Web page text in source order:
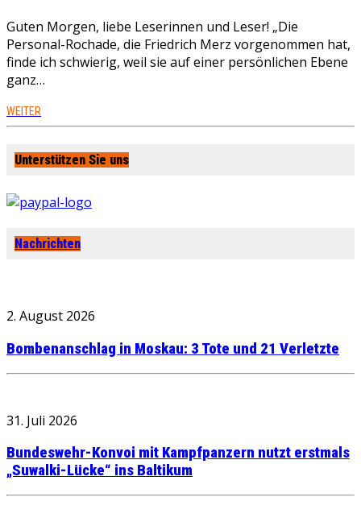
Guten Morgen, liebe Leserinnen und Leser! „Die
Personal-Rochade, die Friedrich Merz vorgenommen hat,
finde ich schwierig, weil sie auf einer persönlichen Ebene
ganz…
WEITER
Unterstützen Sie uns
Nachrichten
2. August 2026
Bombenanschlag in Moskau: 3 Tote und 21 Verletzte
31. Juli 2026
Bundeswehr-Konvoi mit Kampfpanzern nutzt erstmals
„Suwalki-Lücke“ ins Baltikum